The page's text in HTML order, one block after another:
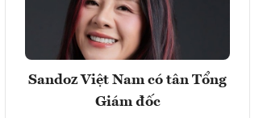
Sandoz Việt Nam có tân Tổng
Giám đốc